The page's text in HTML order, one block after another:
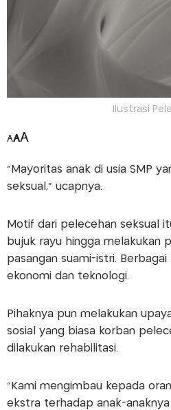
Ilustrasi
AAA
"Mayoritas anak di usia SMP
seksual," ucapnya.
Motif dari pelecehan seksual
bujuk rayu hingga melakukan
pasangan suami-istri.
ekonomi dan teknologi.
Pihaknya pun melakukan
sosial yang biasa korban
dilakukan rehabilitasi.
"Kami mengimbau kepada
ekstra terhadap anak-